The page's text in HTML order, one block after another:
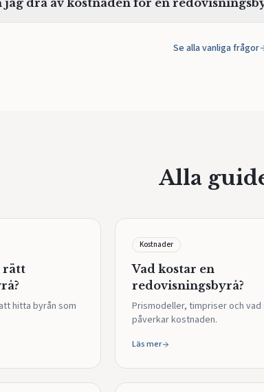
jag dra av kostnaden för en
Se alla vanliga frågor
Alla
rätt
hitta byrån som
Kostnader
Vad kostar en
redovisningsbyrå?
Prismodeller, timpriser och vad
påverkar kostnaden.
Läs mer